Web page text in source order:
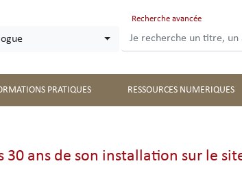
contenu
principal
Recherche avancée
PRATIQUES RESSOURCES NUMERIQUES
30 ans de son installation sur le